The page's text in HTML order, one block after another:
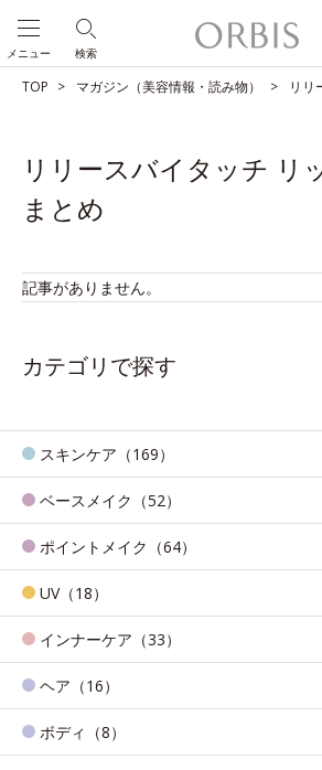
検索
メニュー
TOP マガジン（美容情報・読み物） リリ
リリースバイタッチ リ
まとめ
記事がありません。
カテゴリで探す
スキンケア（169）
ベースメイク（52）
ポイントメイク（64）
UV（18）
インナーケア（33）
ヘア（16）
ボディ（8）